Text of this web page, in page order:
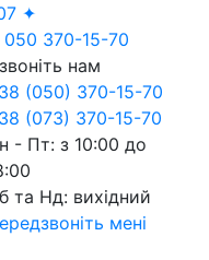
✦
370-15-70
нам
(050) 370-15-70
(073) 370-15-70
- Пт: з 10:00 до
та Нд: вихідний
мені